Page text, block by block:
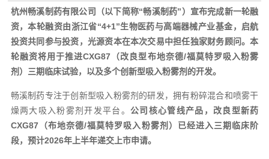
杭州畅溪制药有限公司（以下简称“畅溪制药”）宣布完成新一轮融
资，本轮融资由浙江省“4+1”生物医药与高端器械产业基金，启航
投资共同参与投资，光源资本在本次交易中担任独家财务顾问。本
轮融资将用于推进CXG87（改良型布地奈德/福莫特罗吸入粉雾
剂）三期临床试验，以及多个创新型吸入粉雾剂的开发。
畅溪制药专注于创新型吸入粉雾剂的研发，拥有粉碎混合和喷雾干
燥两大吸入粉雾剂开发平台。 公司核心管线产品，改良型新药
CXG87（布地奈德/福莫特罗吸入粉雾剂）已经进入三期临床阶
段，预计2026年上半年递交上市申请。